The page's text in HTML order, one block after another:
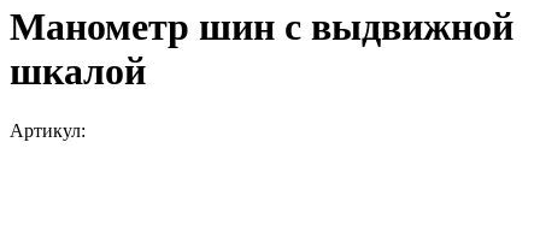
Манометр шин с выдвижной
шкалой
Артикул: